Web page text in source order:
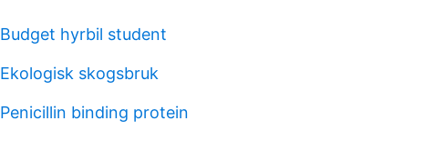
Budget hyrbil student
Ekologisk skogsbruk
Penicillin binding protein